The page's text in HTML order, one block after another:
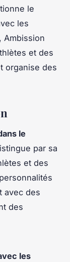
le
les
Ambission
et des
organise des
le
par sa
et des
avec des
des
les